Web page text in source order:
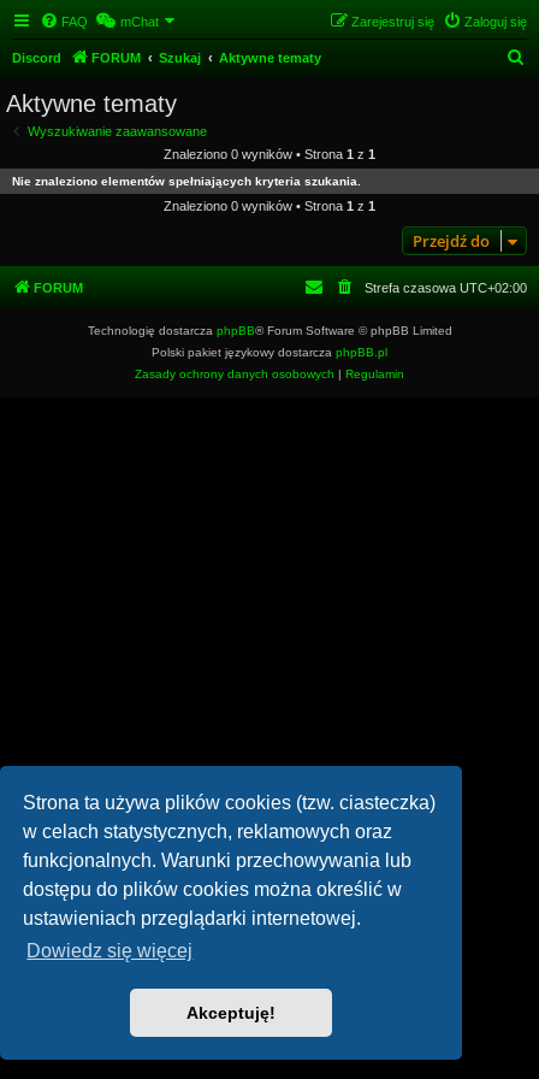
Strona ta używa plików cookies (tzw. ciasteczka)
w celach statystycznych, reklamowych oraz
funkcjonalnych. Warunki przechowywania lub
dostępu do plików cookies można określić w
ustawieniach przeglądarki internetowej.
Dowiedz się więcej
Akceptuję!
FAQ mChat Zaloguj się
Zarejestruj się
Discord FORUM Szukaj Aktywne tematy
a
Aktywne tematy
Wyszukiwanie zaawansowane
Znaleziono 0 wyników • Strona 1 z 1
Nie znaleziono elementów spełniających kryteria szukania.
Znaleziono 0 wyników • Strona 1 z 1
Przejdź do
FORUM Strefa czasowa UTC+02:00
Technologię dostarcza phpBB® Forum Software © phpBB Limited
Polski pakiet językowy dostarcza phpBB.pl
Zasady ochrony danych osobowych | Regulamin